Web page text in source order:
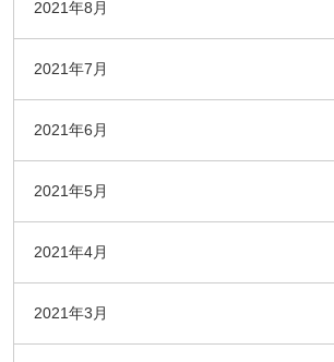
2021年8月
2021年7月
2021年6月
2021年5月
2021年4月
2021年3月